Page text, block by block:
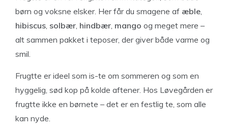
børn og voksne elsker. Her får du smagene af æble
hibiscus solbær hindbær mango og meget mere –
alt sammen pakket i teposer, der giver både varme og
smil.
Frugtte er ideel som is-te om sommeren og som en
hyggelig, sød kop på kolde aftener. Hos Løvegården er
frugtte ikke en børnete – det er en festlig te, som alle
kan nyde.